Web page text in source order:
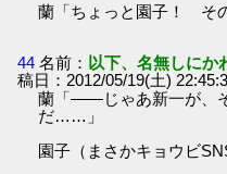
蘭「ちょっと園子！ そ
44 名前： 以下、名無しにか
稿日：2012/05/19(土)
蘭「――じゃあ新一が、
だ……」
園子（まさかキョウビ